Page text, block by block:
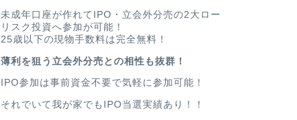
未成年口座が作れてIPO・立会外分売の2大ロー
リスク投資へ参加が可能！
25歳以下の現物手数料は完全無料！
薄利を狙う立会外分売との相性も抜群！
IPO参加は事前資金不要で気軽に参加可能！
それでいて我が家でもIPO当選実績あり！！